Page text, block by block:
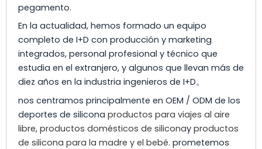
pegamento.
En la actualidad, hemos formado un equipo
completo de I+D con producción y marketing
integrados, personal profesional y técnico que
estudia en el extranjero, y algunos que llevan más de
diez años en la industria ingenieros de I+D。
nos centramos principalmente en OEM / ODM de los
deportes de silicona productos para viajes al aire
libre, productos domésticos de siliconay productos
de silicona para la madre y el bebé. prometemos